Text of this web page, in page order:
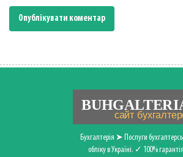
Бухгалтерія ➤ Послуги
обліку в Україні. ✓ 100%